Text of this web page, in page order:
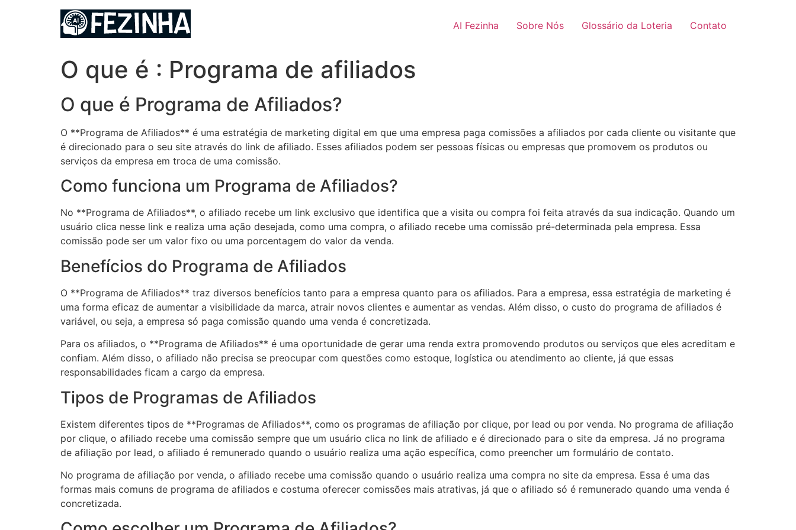
AI Fezinha Sobre Nós Glossário da Loteria Contato
O que é : Programa de afiliados
O que é Programa de Afiliados?
O **Programa de Afiliados** é uma estratégia de marketing digital em que uma empresa paga comissões a afiliados por cada cliente ou visitante que
é direcionado para o seu site através do link de afiliado. Esses afiliados podem ser pessoas físicas ou empresas que promovem os produtos ou
serviços da empresa em troca de uma comissão.
Como funciona um Programa de Afiliados?
No **Programa de Afiliados**, o afiliado recebe um link exclusivo que identifica que a visita ou compra foi feita através da sua indicação. Quando um
usuário clica nesse link e realiza uma ação desejada, como uma compra, o afiliado recebe uma comissão pré-determinada pela empresa. Essa
comissão pode ser um valor fixo ou uma porcentagem do valor da venda.
Benefícios do Programa de Afiliados
O **Programa de Afiliados** traz diversos benefícios tanto para a empresa quanto para os afiliados. Para a empresa, essa estratégia de marketing é
uma forma eficaz de aumentar a visibilidade da marca, atrair novos clientes e aumentar as vendas. Além disso, o custo do programa de afiliados é
variável, ou seja, a empresa só paga comissão quando uma venda é concretizada.
Para os afiliados, o **Programa de Afiliados** é uma oportunidade de gerar uma renda extra promovendo produtos ou serviços que eles acreditam e
confiam. Além disso, o afiliado não precisa se preocupar com questões como estoque, logística ou atendimento ao cliente, já que essas
responsabilidades ficam a cargo da empresa.
Tipos de Programas de Afiliados
Existem diferentes tipos de **Programas de Afiliados**, como os programas de afiliação por clique, por lead ou por venda. No programa de afiliação
por clique, o afiliado recebe uma comissão sempre que um usuário clica no link de afiliado e é direcionado para o site da empresa. Já no programa
de afiliação por lead, o afiliado é remunerado quando o usuário realiza uma ação específica, como preencher um formulário de contato.
No programa de afiliação por venda, o afiliado recebe uma comissão quando o usuário realiza uma compra no site da empresa. Essa é uma das
formas mais comuns de programa de afiliados e costuma oferecer comissões mais atrativas, já que o afiliado só é remunerado quando uma venda é
concretizada.